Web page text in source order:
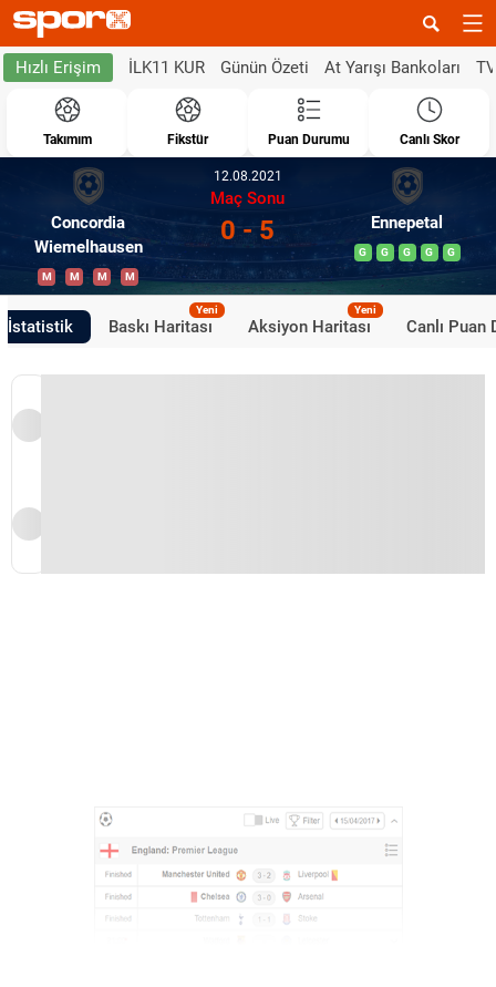
Hızlı Erişim İLK11 KUR Günün Özeti At Yarışı Bankoları
Takımım Fikstür Puan Durumu Canlı Skor
Concordia
Wiemelhausen
M M M M
12.08.2021
Maç Sonu
0 - 5 Ennepetal
G G G G G
İstatistik Baskı Haritası
Yeni
Aksiyon Haritası
Yeni
Canlı Puan